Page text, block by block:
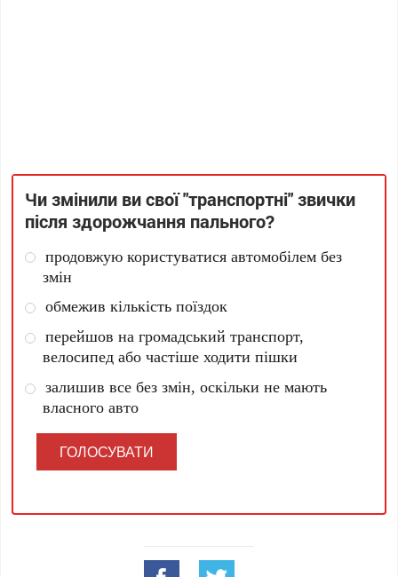
Чи змінили ви свої "транспортні" звички
після здорожчання пального?
продовжую користуватися автомобілем без
змін
обмежив кількість поїздок
перейшов на громадський транспорт,
велосипед або частіше ходити пішки
залишив все без змін, оскільки не мають
власного авто